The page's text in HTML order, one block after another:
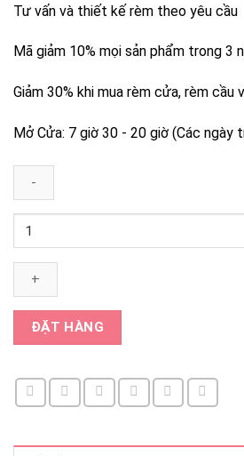
Tư vấn và thiết kế rèm theo yêu cầu
Mã giảm 10% mọi sản phẩm trong 3
Giảm 30% khi mua rèm cửa, rèm cầu
Mở Cửa: 7 giờ 30 - 20 giờ (Các ngày
Số
lượng
ĐẶT HÀNG